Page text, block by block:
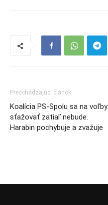
Predchádzajúci článok
Koalícia PS-Spolu sa na voľby
sťažovať zatiaľ nebude.
Harabin pochybuje a zvažuje